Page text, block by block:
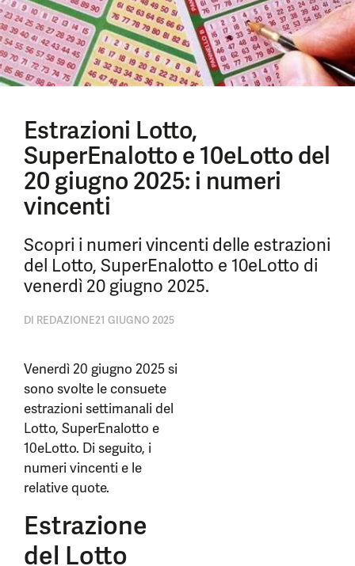
Estrazioni Lotto,
SuperEnalotto e 10eLotto del
20 giugno 2025: i numeri
vincenti
Scopri i numeri vincenti delle estrazioni
del Lotto, SuperEnalotto e 10eLotto di
venerdì 20 giugno 2025.
DI REDAZIONE21 GIUGNO 2025
Venerdì 20 giugno 2025 si
sono svolte le consuete
estrazioni settimanali del
Lotto, SuperEnalotto e
10eLotto. Di seguito, i
numeri vincenti e le
relative quote.
Estrazione
del Lotto